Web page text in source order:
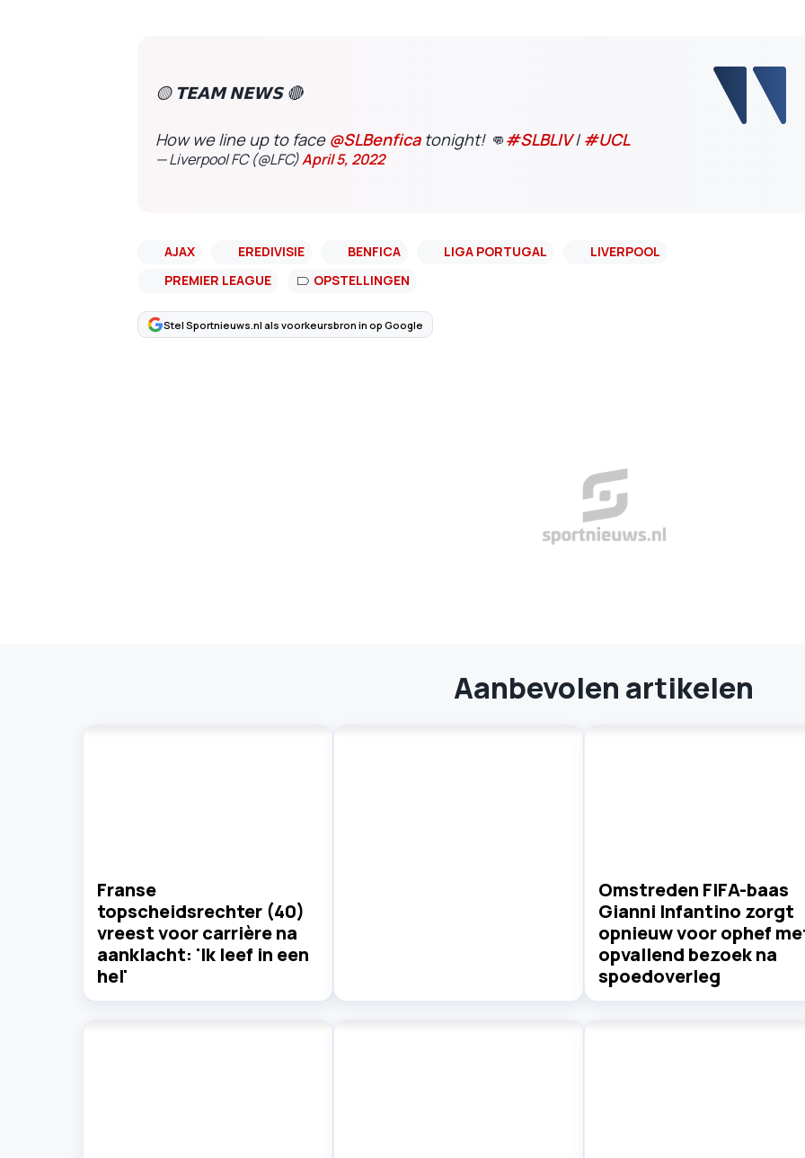
🟡 𝗧𝗘𝗔𝗠 𝗡𝗘𝗪𝗦 🔴
How we line up to face @SLBenficatonight! 👊#SLBLIV| #UCL
— Liverpool FC (@LFC)April 5, 2022
AJAX EREDIVISIE BENFICA LIGA PORTUGAL
LIVERPOOL
PREMIER LEAGUE
OPSTELLINGEN
Stel Sportnieuws.nl als voorkeursbron in op Google
Aanbevolen artikelen
Franse
topscheidsrechter (40)
vreest voor carrière na
aanklacht: 'Ik leef in een
hel'
Omstreden FIFA-baas
Gianni Infantino zorgt
opnieuw voor ophef
opvallend bezoek na
spoedoverleg